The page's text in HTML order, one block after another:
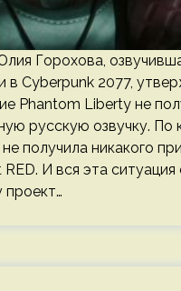
Горохова,
в Cyberpunk 2077,
Phantom Liberty не
русскую озвучку. По
получила никакого
RED. И вся эта ситуация
проект…